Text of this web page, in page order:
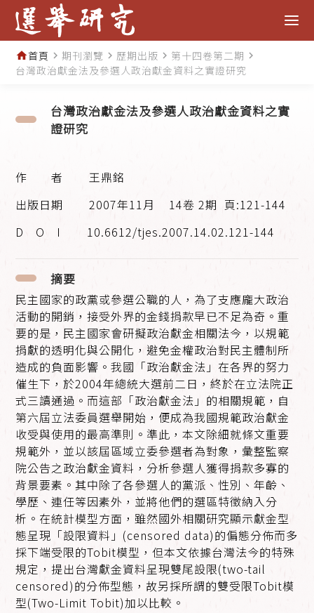
home首頁 navigate_next期刊瀏覽 navigate_next 歷期出版 navigate_next 第十四卷第二期 navigate_next
台灣政治獻金法及參選人政治獻金資料之實證研究
台灣政治獻金法及參選人政治獻金資料之實
證研究
王鼎銘
2007年11月
14卷 2期 頁:121-144
10.6612/tjes.2007.14.02.121-144
摘要
民主國家的政黨或參選公職的人，為了支應龐大政治
活動的開銷，接受外界的金錢捐款早已不足為奇。重
要的是，民主國家會研擬政治獻金相關法今，以規範
捐獻的透明化與公開化，避免金權政治對民主體制所
造成的負面影響。我國「政治獻金法」在各界的努力
催生下，於2004年總統大選前二日，終於在立法院正
式三讀通過。而這部「政治獻金法」的相關規範，自
第六屆立法委員選舉開始，便成為我國規範政治獻金
收受與使用的最高準則。準此，本文除細就條文重要
規範外，並以該屆區域立委參選者為對象，彙整監察
院公告之政治獻金資料，分析參選人獲得捐款多寡的
背景要素。其中除了各參選人的黨派、性別、年齡、
學歷、連任等因素外，並將他們的選區特徵納入分
析。在統計模型方面，雖然國外相關研究顯示獻金型
態呈現「設限資料」(censored data)的偏態分佈而多
採下端受限的Tobit模型，但本文依據台灣法今的特殊
規定，提出台灣獻金資料呈現雙尾設限(two-tail
censored)的分佈型態，故另採所謂的雙受限Tobit模
型(Two-Limit Tobit)加以比較。